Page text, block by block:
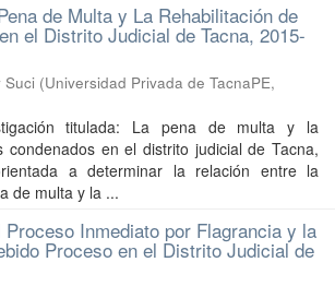
de Multa y La Rehabilitación de
el Distrito Judicial de Tacna, 2015-
Suci (Universidad Privada de TacnaPE,
titulada: La pena de multa y la
condenados en el distrito judicial de Tacna,
a determinar la relación entre la
de multa y la ...
Inmediato por Flagrancia y la
Proceso en el Distrito Judicial de